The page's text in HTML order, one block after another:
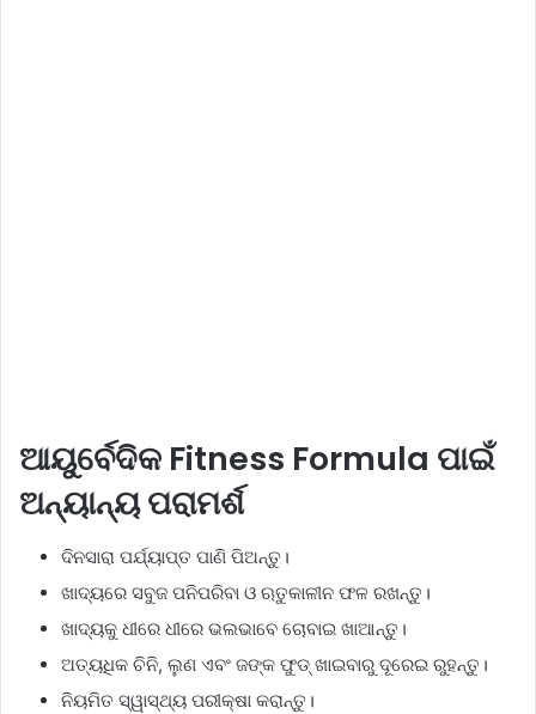
ଆୟୁର୍ବେଦିକ Fitness Formula ପାଇଁ
ଅନ୍ୟାନ୍ୟ ପରାମର୍ଶ
ଦିନସାରା ପର୍ଯ୍ୟାପ୍ତ ପାଣି ପିଅନ୍ତୁ।
ଖାଦ୍ୟରେ ସବୁଜ ପନିପରିବା ଓ ଋତୁକାଳୀନ ଫଳ ରଖନ୍ତୁ।
ଖାଦ୍ୟକୁ ଧୀରେ ଧୀରେ ଭଲଭାବେ ଚୋବାଇ ଖାଆନ୍ତୁ।
ଅତ୍ୟଧିକ ଚିନି, ଲୁଣ ଏବଂ ଜଙ୍କ ଫୁଡ୍ ଖାଇବାରୁ ଦୂରେଇ ରୁହନ୍ତୁ।
ନିୟମିତ ସ୍ୱାସ୍ଥ୍ୟ ପରୀକ୍ଷା କରାନ୍ତୁ।